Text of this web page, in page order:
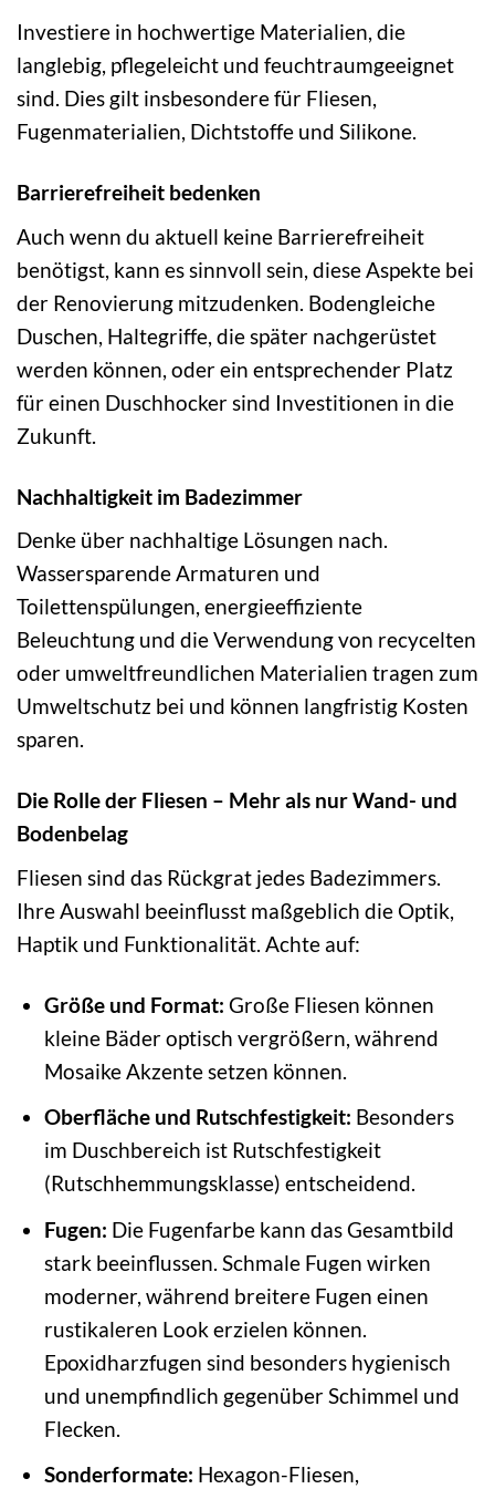
Investiere in hochwertige Materialien, die
langlebig, pflegeleicht und feuchtraumgeeignet
sind. Dies gilt insbesondere für Fliesen,
Fugenmaterialien, Dichtstoffe und Silikone.
Barrierefreiheit bedenken
Auch wenn du aktuell keine Barrierefreiheit
benötigst, kann es sinnvoll sein, diese Aspekte bei
der Renovierung mitzudenken. Bodengleiche
Duschen, Haltegriffe, die später nachgerüstet
werden können, oder ein entsprechender Platz
für einen Duschhocker sind Investitionen in die
Zukunft.
Nachhaltigkeit im Badezimmer
Denke über nachhaltige Lösungen nach.
Wassersparende Armaturen und
Toilettenspülungen, energieeffiziente
Beleuchtung und die Verwendung von recycelten
oder umweltfreundlichen Materialien tragen zum
Umweltschutz bei und können langfristig Kosten
sparen.
Die Rolle der Fliesen – Mehr als nur Wand- und
Bodenbelag
Fliesen sind das Rückgrat jedes Badezimmers.
Ihre Auswahl beeinflusst maßgeblich die Optik,
Haptik und Funktionalität. Achte auf:
Größe und Format: Große Fliesen können
kleine Bäder optisch vergrößern, während
Mosaike Akzente setzen können.
Oberfläche und Rutschfestigkeit: Besonders
im Duschbereich ist Rutschfestigkeit
(Rutschhemmungsklasse) entscheidend.
Fugen: Die Fugenfarbe kann das Gesamtbild
stark beeinflussen. Schmale Fugen wirken
moderner, während breitere Fugen einen
rustikaleren Look erzielen können.
Epoxidharzfugen sind besonders hygienisch
und unempfindlich gegenüber Schimmel und
Flecken.
Sonderformate: Hexagon-Fliesen,